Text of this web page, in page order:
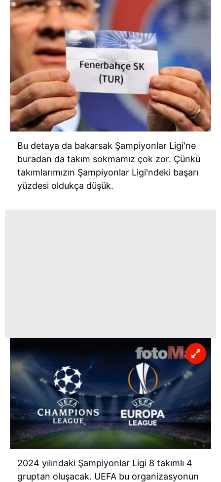
Bu detaya da bakarsak Şampiyonlar Ligi'ne
buradan da takım sokmamız çok zor. Çünkü
takımlarımızın Şampiyonlar Ligi'ndeki başarı
yüzdesi oldukça düşük.
2024 yılındaki Şampiyonlar Ligi 8 takımlı 4
gruptan oluşacak. UEFA bu organizasyonun